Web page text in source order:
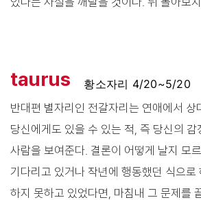
taurus
황소자리 4/20~5/20
반대편 별자리인 전갈자리는 연애에서 상
당신에게도 있을 수 있는 적, 즉 당신의
사람을 보여준다. 결론이 어떻게 날지 모
기다리고 있거나 작년에 행동했던 식으로
하지 못하고 있었다면, 마침내 그 문제를